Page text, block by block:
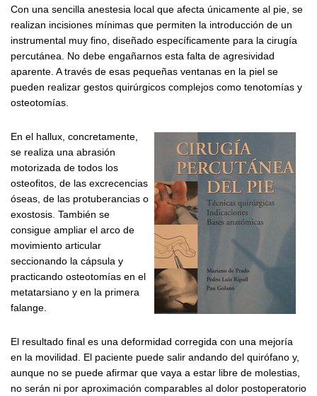
Con una sencilla anestesia local que afecta únicamente al pie, se
realizan incisiones mínimas que permiten la introducción de un
instrumental muy fino, diseñado específicamente para la cirugía
percutánea. No debe engañarnos esta falta de agresividad
aparente. A través de esas pequeñas ventanas en la piel se
pueden realizar gestos quirúrgicos complejos como tenotomías y
osteotomías.
En el hallux, concretamente,
se realiza una abrasión
motorizada de todos los
osteofitos, de las excrecencias
óseas, de las protuberancias o
exostosis. También se
consigue ampliar el arco de
movimiento articular
seccionando la cápsula y
practicando osteotomías en el
metatarsiano y en la primera
falange.
El resultado final es una deformidad corregida con una mejoría
en la movilidad. El paciente puede salir andando del quirófano y,
aunque no se puede afirmar que vaya a estar libre de molestias,
no serán ni por aproximación comparables al dolor postoperatorio